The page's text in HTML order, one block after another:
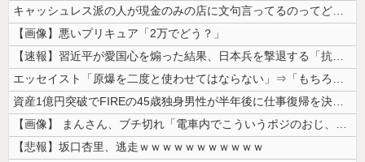
キャッシュレス派の人が現金のみの店に文句言ってるのってどう思う？
【画像】悪いプリキュア「2万でどう？」
【速報】習近平が愛国心を煽った結果、日本兵を撃退する「抗日テーマパーク...
エッセイスト「原爆を二度と使わせてはならない」⇒「もちろん中国の核も非...
資産1億円突破でFIREの45歳独身男性が半年後に仕事復帰を決意した「...
【画像】 まんさん、ブチ切れ「電車内でこういうポジのおじ、ガチでイラネ...
【悲報】坂口杏里、逃走ｗｗｗｗｗｗｗｗｗｗｗ